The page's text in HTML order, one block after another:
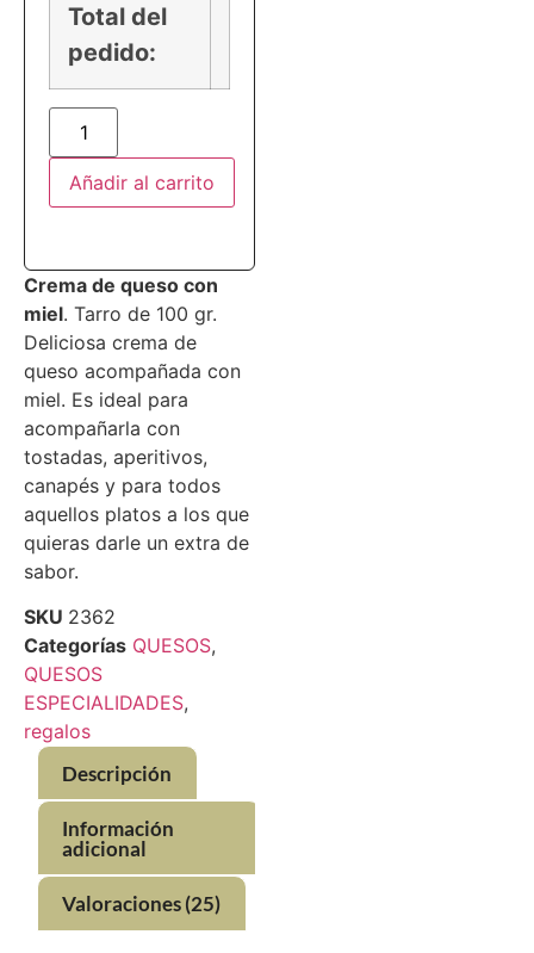
Total del
pedido:
Añadir al carrito
Crema de queso con
miel. Tarro de 100 gr.
Deliciosa crema de
queso acompañada con
miel. Es ideal para
acompañarla con
tostadas, aperitivos,
canapés y para todos
aquellos platos a los que
quieras darle un extra de
sabor.
SKU 2362
Categorías QUESOS,
QUESOS
ESPECIALIDADES,
regalos
Descripción
Información
adicional
Valoraciones (25)